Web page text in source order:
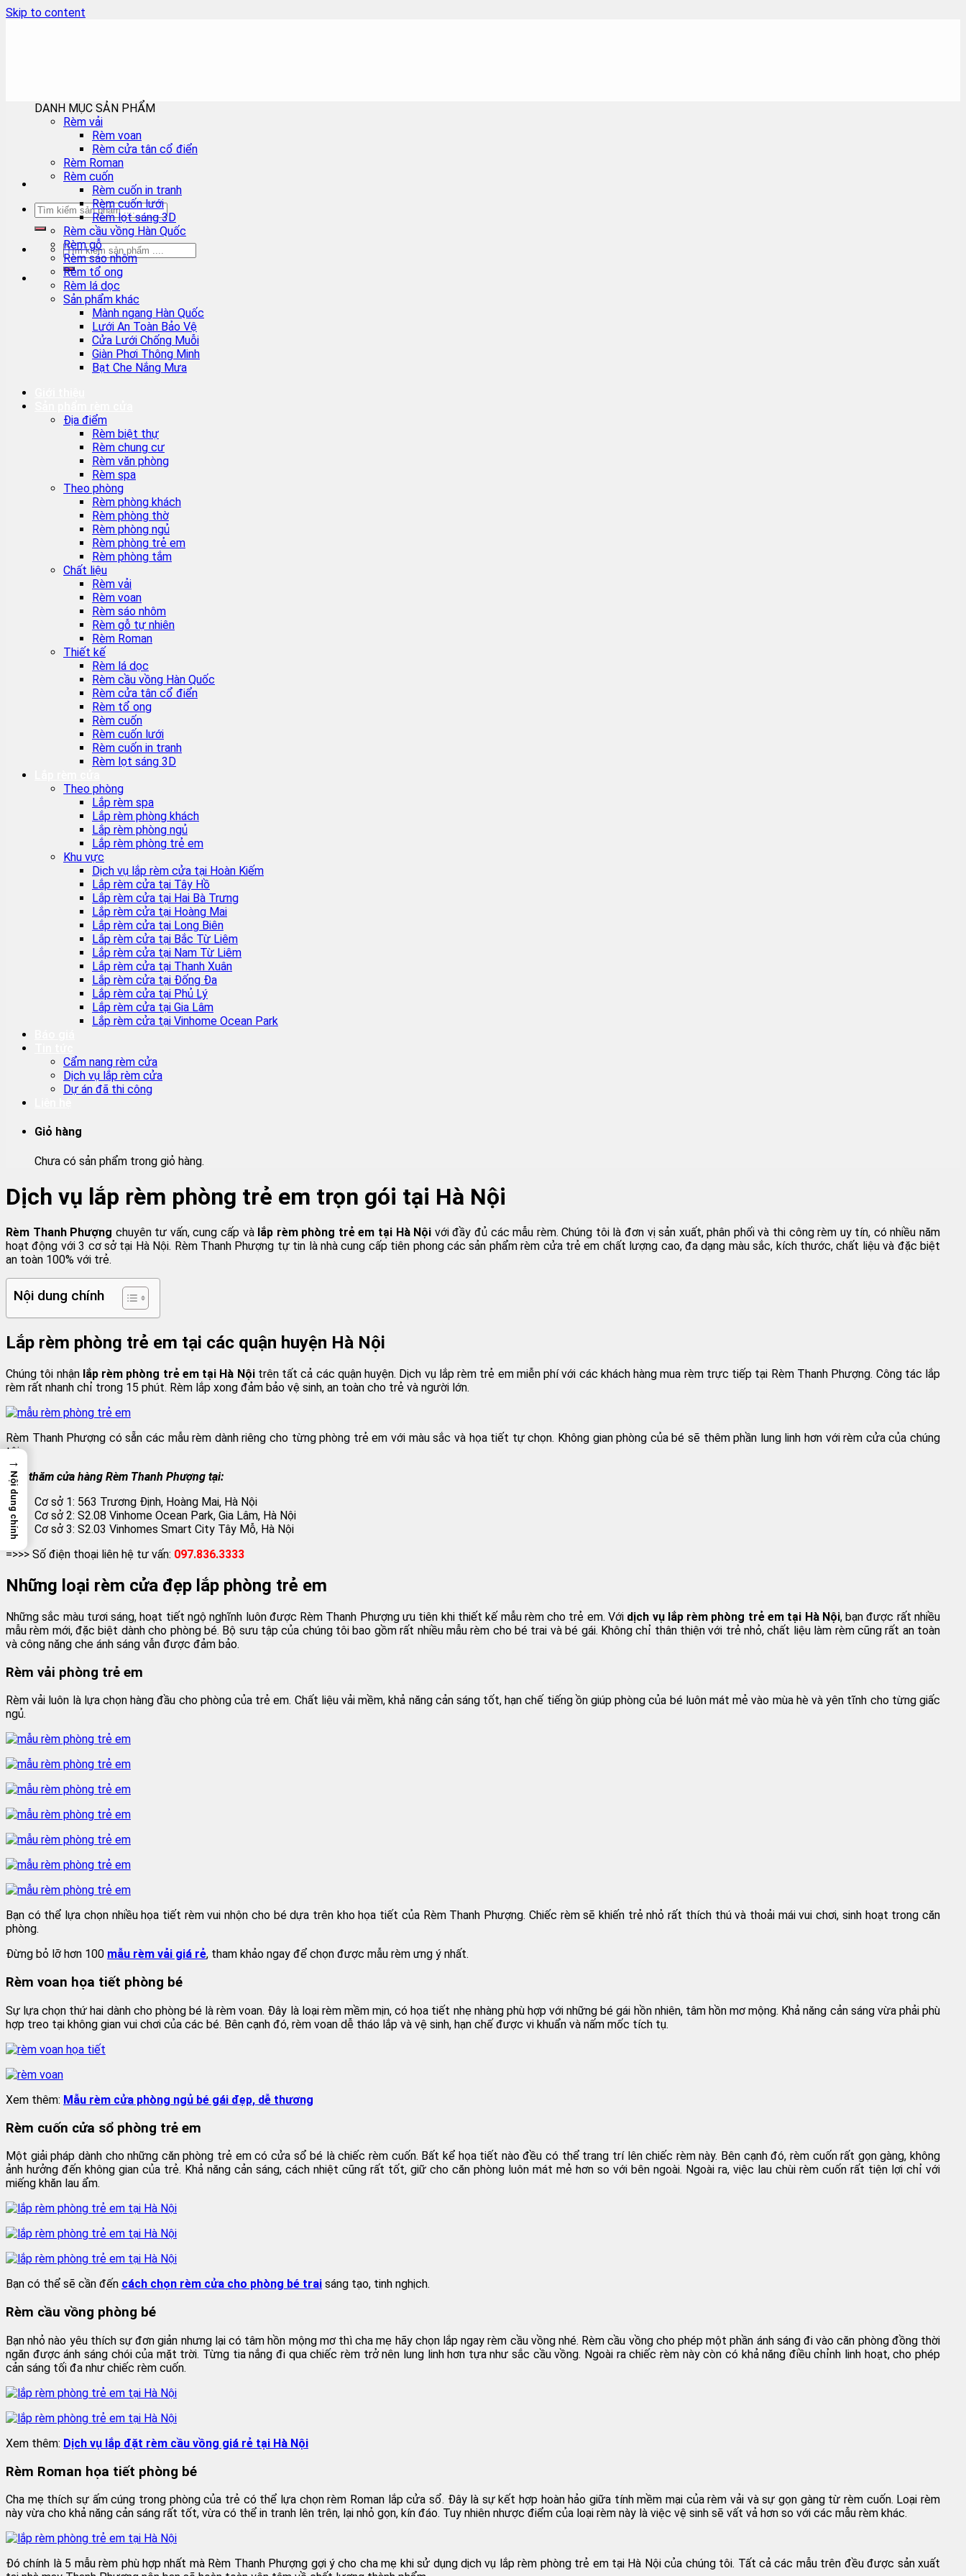
Skip to content
DANH MỤC SẢN PHẨM
Rèm vải
Rèm voan
Rèm cửa tân cổ điển
Rèm Roman
Rèm cuốn
Rèm cuốn in tranh
Rèm cuốn lưới
Rèm lọt sáng 3D
Rèm cầu vồng Hàn Quốc
Rèm gỗ
Rèm sáo nhôm
Rèm tổ ong
Rèm lá dọc
Sản phẩm khác
Mành ngang Hàn Quốc
Lưới An Toàn Bảo Vệ
Cửa Lưới Chống Muỗi
Giàn Phơi Thông Minh
Bạt Che Nắng Mưa
Địa điểm
Rèm biệt thự
Rèm chung cư
Rèm văn phòng
Rèm spa
Theo phòng
Rèm phòng khách
Rèm phòng thờ
Rèm phòng ngủ
Rèm phòng trẻ em
Rèm phòng tắm
Chất liệu
Rèm vải
Rèm voan
Rèm sáo nhôm
Rèm gỗ tự nhiên
Rèm Roman
Thiết kế
Rèm lá dọc
Rèm cầu vồng Hàn Quốc
Rèm cửa tân cổ điển
Rèm tổ ong
Rèm cuốn
Rèm cuốn lưới
Rèm cuốn in tranh
Rèm lọt sáng 3D
Theo phòng
Lắp rèm spa
Lắp rèm phòng khách
Lắp rèm phòng ngủ
Lắp rèm phòng trẻ em
Khu vực
Dịch vụ lắp rèm cửa tại Hoàn Kiếm
Lắp rèm cửa tại Tây Hồ
Lắp rèm cửa tại Hai Bà Trưng
Lắp rèm cửa tại Hoàng Mai
Lắp rèm cửa tại Long Biên
Lắp rèm cửa tại Bắc Từ Liêm
Lắp rèm cửa tại Nam Từ Liêm
Lắp rèm cửa tại Thanh Xuân
Lắp rèm cửa tại Đống Đa
Lắp rèm cửa tại Phủ Lý
Lắp rèm cửa tại Gia Lâm
Lắp rèm cửa tại Vinhome Ocean Park
Cẩm nang rèm cửa
Dịch vụ lắp rèm cửa
Dự án đã thi công
Giỏ hàng
Chưa có sản phẩm trong giỏ hàng.
Dịch vụ lắp rèm phòng trẻ em trọn gói tại Hà Nội
Rèm Thanh Phượng chuyên tư vấn, cung cấp và lắp rèm phòng trẻ em tại Hà Nội với đầy đủ các mẫu rèm. Chúng tôi là đơn vị sản xuất, phân phối và thi công rèm uy tín, có nhiều năm
hoạt động với 3 cơ sở tại Hà Nội. Rèm Thanh Phượng tự tin là nhà cung cấp tiên phong các sản phẩm rèm cửa trẻ em chất lượng cao, đa dạng màu sắc, kích thước, chất liệu và đặc biệt
an toàn 100% với trẻ.
Nội dung chính
Lắp rèm phòng trẻ em tại các quận huyện Hà Nội
Chúng tôi nhận lắp rèm phòng trẻ em tại Hà Nộitrên tất cả các quận huyện. Dịch vụ lắp rèm trẻ em miễn phí với các khách hàng mua rèm trực tiếp tại Rèm Thanh Phượng. Công tác lắp
rèm rất nhanh chỉ trong 15 phút. Rèm lắp xong đảm bảo vệ sinh, an toàn cho trẻ và người lớn.
Rèm Thanh Phượng có sẵn các mẫu rèm dành riêng cho từng phòng trẻ em với màu sắc và họa tiết tự chọn. Không gian phòng của bé sẽ thêm phần lung linh hơn với rèm cửa của chúng
tôi.
Ghé thăm cửa hàng Rèm Thanh Phượng tại:
Cơ sở 1: 563 Trương Định, Hoàng Mai, Hà Nội
Cơ sở 2: S2.08 Vinhome Ocean Park, Gia Lâm, Hà Nội
Cơ sở 3: S2.03 Vinhomes Smart City Tây Mỗ, Hà Nội
=>>> Số điện thoại liên hệ tư vấn: 097.836.3333
Những loại rèm cửa đẹp lắp phòng trẻ em
Những sắc màu tươi sáng, hoạt tiết ngộ nghĩnh luôn được Rèm Thanh Phượng ưu tiên khi thiết kế mẫu rèm cho trẻ em. Với dịch vụ lắp rèm phòng trẻ em tại Hà Nội, bạn được rất nhiều
mẫu rèm mới, đặc biệt dành cho phòng bé. Bộ sưu tập của chúng tôi bao gồm rất nhiều mẫu rèm cho bé trai và bé gái. Không chỉ thân thiện với trẻ nhỏ, chất liệu làm rèm cũng rất an toàn
và công năng che ánh sáng vẫn được đảm bảo.
Rèm vải phòng trẻ em
Rèm vải luôn là lựa chọn hàng đầu cho phòng của trẻ em. Chất liệu vải mềm, khả năng cản sáng tốt, hạn chế tiếng ồn giúp phòng của bé luôn mát mẻ vào mùa hè và yên tĩnh cho từng giấc
ngủ.
Bạn có thể lựa chọn nhiều họa tiết rèm vui nhộn cho bé dựa trên kho họa tiết của Rèm Thanh Phượng. Chiếc rèm sẽ khiến trẻ nhỏ rất thích thú và thoải mái vui chơi, sinh hoạt trong căn
phòng.
Đừng bỏ lỡ hơn 100 mẫu rèm vải giá rẻ, tham khảo ngay để chọn được mẫu rèm ưng ý nhất.
Rèm voan họa tiết phòng bé
Sự lựa chọn thứ hai dành cho phòng bé là rèm voan. Đây là loại rèm mềm mịn, có họa tiết nhẹ nhàng phù hợp với những bé gái hồn nhiên, tâm hồn mơ mộng. Khả năng cản sáng vừa phải phù
hợp treo tại không gian vui chơi của các bé. Bên cạnh đó, rèm voan dễ tháo lắp và vệ sinh, hạn chế được vi khuẩn và nấm mốc tích tụ.
Xem thêm: Mẫu rèm cửa phòng ngủ bé gái đẹp, dễ thương
Rèm cuốn cửa sổ phòng trẻ em
Một giải pháp dành cho những căn phòng trẻ em có cửa sổ bé là chiếc rèm cuốn. Bất kể họa tiết nào đều có thể trang trí lên chiếc rèm này. Bên cạnh đó, rèm cuốn rất gọn gàng, không
ảnh hưởng đến không gian của trẻ. Khả năng cản sáng, cách nhiệt cũng rất tốt, giữ cho căn phòng luôn mát mẻ hơn so với bên ngoài. Ngoài ra, việc lau chùi rèm cuốn rất tiện lợi chỉ với
miếng khăn lau ẩm.
Bạn có thể sẽ cần đến cách chọn rèm cửa cho phòng bé trai sáng tạo, tinh nghịch.
Rèm cầu vồng phòng bé
Bạn nhỏ nào yêu thích sự đơn giản nhưng lại có tâm hồn mộng mơ thì cha mẹ hãy chọn lắp ngay rèm cầu vồng nhé. Rèm cầu vồng cho phép một phần ánh sáng đi vào căn phòng đồng thời
ngăn được ánh sáng chói của mặt trời. Từng tia nắng đi qua chiếc rèm trở nên lung linh hơn tựa như sắc cầu vồng. Ngoài ra chiếc rèm này còn có khả năng điều chỉnh linh hoạt, cho phép
cản sáng tối đa như chiếc rèm cuốn.
Xem thêm: Dịch vụ lắp đặt rèm cầu vồng giá rẻ tại Hà Nội
Rèm Roman họa tiết phòng bé
Cha mẹ thích sự ấm cúng trong phòng của trẻ có thể lựa chọn rèm Roman lắp cửa sổ. Đây là sự kết hợp hoàn hảo giữa tính mềm mại của rèm vải và sự gọn gàng từ rèm cuốn. Loại rèm
này vừa cho khả năng cản sáng rất tốt, vừa có thể in tranh lên trên, lại nhỏ gọn, kín đáo. Tuy nhiên nhược điểm của loại rèm này là việc vệ sinh sẽ vất vả hơn so với các mẫu rèm khác.
Đó chính là 5 mẫu rèm phù hợp nhất mà Rèm Thanh Phượng gợi ý cho cha mẹ khi sử dụng dịch vụ lắp rèm phòng trẻ em tại Hà Nội của chúng tôi. Tất cả các mẫu trên đều được sản xuất
→
Nội dung chính